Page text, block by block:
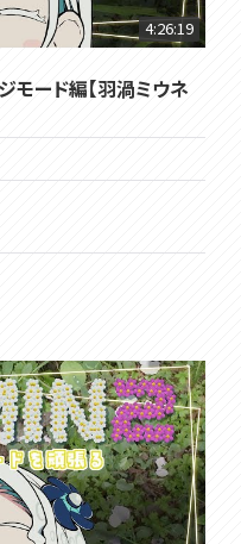
4:26:19
モード編【羽渦ミウネ